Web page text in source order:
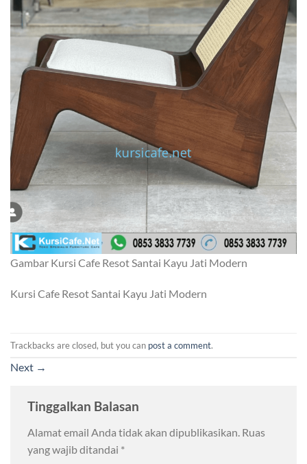
Gambar Kursi Cafe Resot Santai Kayu Jati Modern
Kursi Cafe Resot Santai Kayu Jati Modern
Trackbacks are closed, but you can post a comment.
Next →
Tinggalkan Balasan
Alamat email Anda tidak akan dipublikasikan. Ruas
yang wajib ditandai *